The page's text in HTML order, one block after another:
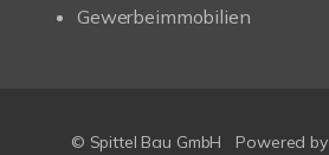
Gewerbeimmobilien
© Spittel Bau GmbH Powered by